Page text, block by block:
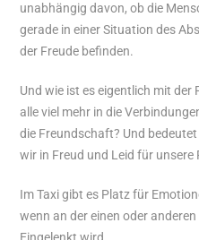
unabhängig davon, ob die
gerade in einer Situation des
der Freude befinden.
Und wie ist es eigentlich mit
alle viel mehr in die
die Freundschaft? Und
wir in Freud und Leid für unsere
Im Taxi gibt es Platz für
wenn an der einen oder